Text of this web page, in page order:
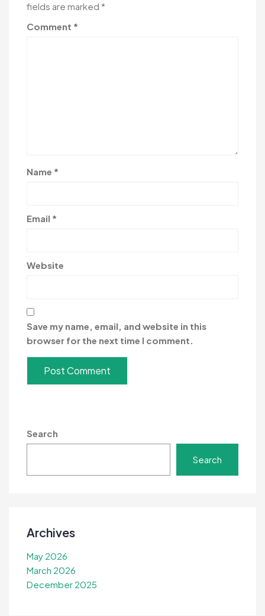
fields are marked *
Comment *
Name *
Email *
Website
Save my name, email, and website in this
browser for the next time I comment.
Search
Search
Archives
May 2026
March 2026
December 2025